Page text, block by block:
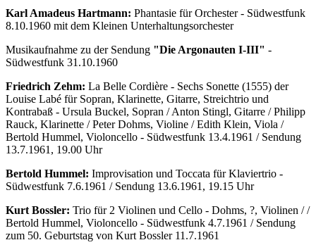
Karl Amadeus Hartmann: Phantasie für Orchester - Südwestfunk
8.10.1960 mit dem Kleinen Unterhaltungsorchester
Musikaufnahme zu der Sendung "Die Argonauten I-III" -
Südwestfunk 31.10.1960
Friedrich Zehm: La Belle Cordière - Sechs Sonette (1555) der
Louise Labé für Sopran, Klarinette, Gitarre, Streichtrio und
Kontrabaß - Ursula Buckel, Sopran / Anton Stingl, Gitarre / Philipp
Rauck, Klarinette / Peter Dohms, Violine / Edith Klein, Viola /
Bertold Hummel, Violoncello - Südwestfunk 13.4.1961 / Sendung
13.7.1961, 19.00 Uhr
Bertold Hummel: Improvisation und Toccata für Klaviertrio -
Südwestfunk 7.6.1961 / Sendung 13.6.1961, 19.15 Uhr
Kurt Bossler: Trio für 2 Violinen und Cello - Dohms, ?, Violinen / /
Bertold Hummel, Violoncello - Südwestfunk 4.7.1961 / Sendung
zum 50. Geburtstag von Kurt Bossler 11.7.1961